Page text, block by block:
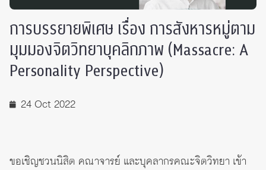
การบรรยายพิเศษ​ เรื่อง การสังหารหมู่ตาม
มุมมองจิตวิทยาบุคลิกภาพ​ (Massacre: A​
Personality Perspective)
24 Oct 2022
ขอเชิญชวน​นิสิต​ คณาจารย์​ และบุคลากรคณะจิตวิทยา​ ​เข้า